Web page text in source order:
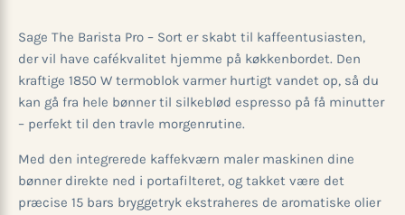
Sage The Barista Pro – Sort er skabt til kaffeentusiasten,
der vil have café­kvalitet hjemme på køkkenbordet. Den
kraftige 1850 W termoblok varmer hurtigt vandet op, så du
kan gå fra hele bønner til silkeblød espresso på få minutter
– perfekt til den travle morgenrutine.
Med den integrerede kaffekværn maler maskinen dine
bønner direkte ned i portafilteret, og takket være det
præcise 15 bars bryggetryk ekstraheres de aromatiske olier